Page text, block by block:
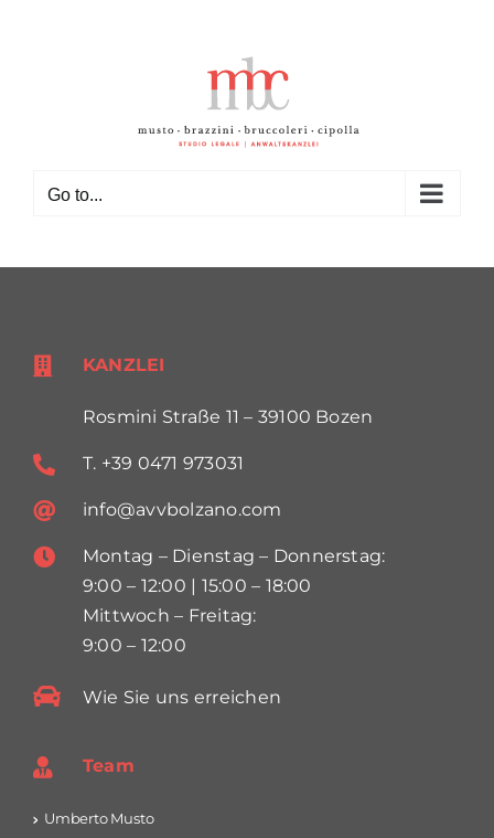
Go to...
KANZLEI
Rosmini Straße 11 – 39100 Bozen
T. +39 0471 973031
info@avvbolzano.com
Montag – Dienstag – Donnerstag:
9:00 – 12:00 | 15:00 – 18:00
Mittwoch – Freitag:
9:00 – 12:00
Wie Sie uns erreichen
Team
Umberto Musto